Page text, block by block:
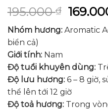
195.000₫
Nhóm hương: Aromatic
biển cả)
Giới tính: Nam
Độ tuổi khuyên dùng:
Độ lưu hương: 6 – 8 giờ,
thể lên tới 12 giờ
Độ toả hương: Trong